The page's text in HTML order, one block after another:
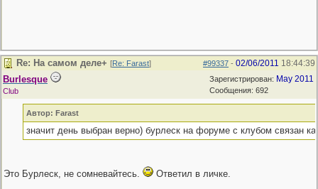
#99337 - 02/06/2011 18:44:39
Re: На самом деле+ [Re: Farast]
Зарегистрирован: May 2011
Сообщения: 692
Burlesque
Club
Автор: Farast
значит день выбран верно) бурлеск на форуме с клубом связан
Это Бурлеск, не сомневайтесь. Ответил в личке.